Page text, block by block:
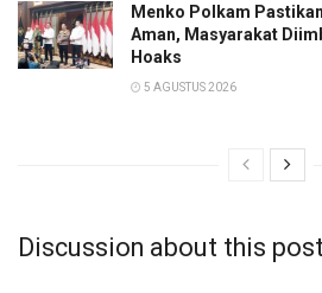
Menko Polkam
Aman, Masyarakat
Hoaks
5 AGUSTUS 2026
Discussion about this post